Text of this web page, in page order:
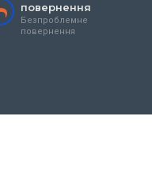
повернення
Безпроблемне
повернення